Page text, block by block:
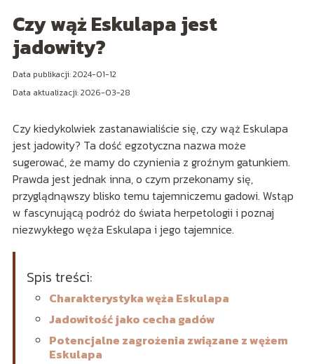
Czy wąż Eskulapa jest
jadowity?
Data publikacji: 2024-01-12
Data aktualizacji: 2026-03-28
Czy kiedykolwiek zastanawialiście się, czy wąż Eskulapa
jest jadowity? Ta dość egzotyczna nazwa może
sugerować, że mamy do czynienia z groźnym gatunkiem.
Prawda jest jednak inna, o czym przekonamy się,
przyglądnąwszy blisko temu tajemniczemu gadowi. Wstąp
w fascynującą podróż do świata herpetologii i poznaj
niezwykłego węża Eskulapa i jego tajemnice.
Spis treści:
Charakterystyka węża Eskulapa
Jadowitość jako cecha gadów
Potencjalne zagrożenia związane z wężem
Eskulapa